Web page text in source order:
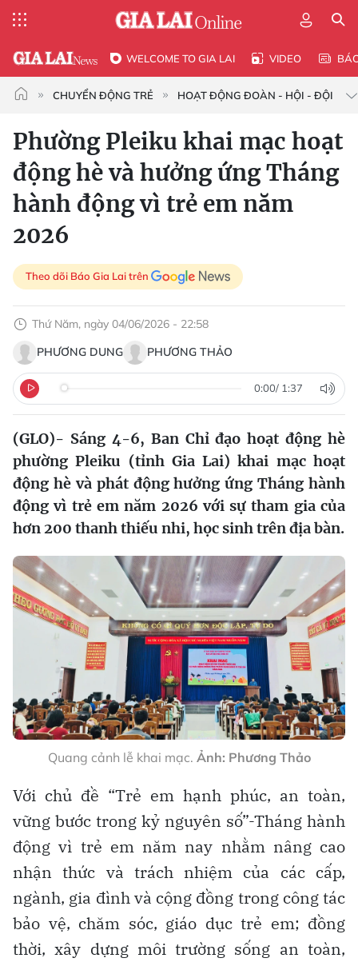
WELCOME TO GIA LAI VIDEO
CHUYỂN ĐỘNG TRẺ HOẠT ĐỘNG ĐOÀN - HỘI - ĐỘI
Phường Pleiku khai mạc hoạt
động hè và hưởng ứng Tháng
hành động vì trẻ em năm
2026
Theo dõi Báo Gia Lai trên
Thứ Năm, ngày 04/06/2026 - 22:58
PHƯƠNG DUNG
PHƯƠNG THẢO
0:00/ 1:37
(GLO)- Sáng 4-6, Ban Chỉ đạo hoạt động hè
phường Pleiku (tỉnh Gia Lai) khai mạc hoạt
động hè và phát động hưởng ứng Tháng hành
động vì trẻ em năm 2026 với sự tham gia của
hơn 200 thanh thiếu nhi, học sinh trên địa bàn.
Quang cảnh lễ khai mạc. Ảnh: Phương Thảo
Với chủ đề “Trẻ em hạnh phúc, an toàn,
vững bước trong kỷ nguyên số”-Tháng hành
động vì trẻ em năm nay nhằm nâng cao
nhận thức và trách nhiệm của các cấp,
ngành, gia đình và cộng đồng trong công tác
bảo vệ, chăm sóc, giáo dục trẻ em; đồng
thời, xây dựng môi trường sống an toàn,